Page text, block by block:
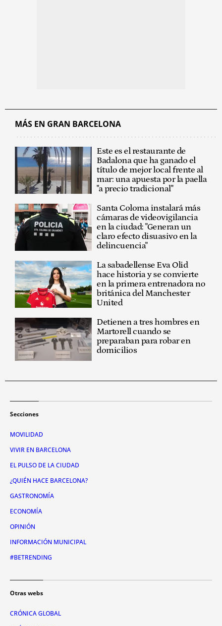
MÁS EN GRAN BARCELONA
Este es el restaurante de
Badalona que ha ganado el
título de mejor local frente al
mar: una apuesta por la paella
"a precio tradicional"
Santa Coloma instalará más
cámaras de videovigilancia
en la ciudad: "Generan un
claro efecto disuasivo en la
delincuencia"
La sabadellense Eva Olid
hace historia y se convierte
en la primera entrenadora no
británica del Manchester
United
Detienen a tres hombres en
Martorell cuando se
preparaban para robar en
domicilios
Secciones
MOVILIDAD
VIVIR EN BARCELONA
EL PULSO DE LA CIUDAD
¿QUIÉN HACE BARCELONA?
GASTRONOMÍA
ECONOMÍA
OPINIÓN
INFORMACIÓN MUNICIPAL
#BETRENDING
Otras webs
CRÓNICA GLOBAL